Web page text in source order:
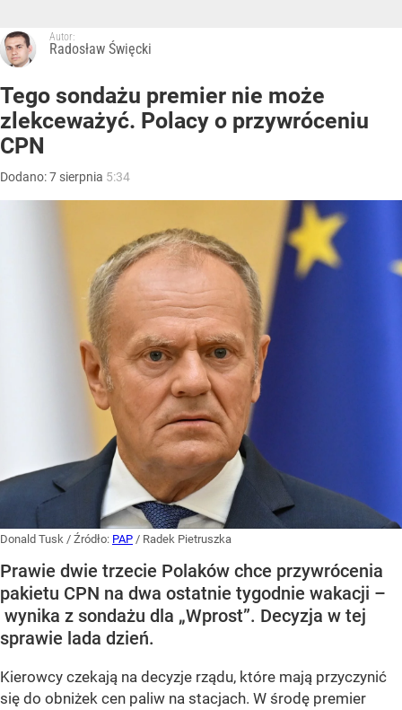
Autor:
Radosław Święcki
Tego sondażu premier nie może
zlekceważyć. Polacy o przywróceniu
CPN
Dodano:7 sierpnia 5:34
Donald Tusk / Źródło: PAP / Radek Pietruszka
Prawie dwie trzecie Polaków chce przywrócenia
pakietu CPN na dwa ostatnie tygodnie wakacji –
wynika z sondażu dla „Wprost”. Decyzja w tej
sprawie lada dzień.
Kierowcy czekają na decyzje rządu, które mają przyczynić
się do obniżek cen paliw na stacjach. W środę premier